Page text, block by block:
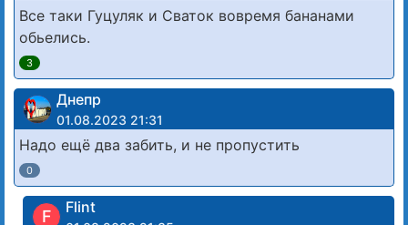
Все таки Гуцуляк и Сваток вовремя бананами
обьелись.
3
Днепр
01.08.2023 21:31
Надо ещё два забить, и не пропустить
0
F Flint